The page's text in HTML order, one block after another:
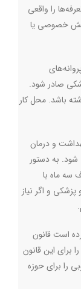
را واقعی
بخش خصوصی یا
صادر شود.
باشد. محل کار
و درمان
به دستور
سه ماه با
و اگر نیاز
است قانون
برای این قانون
را برای حوزه